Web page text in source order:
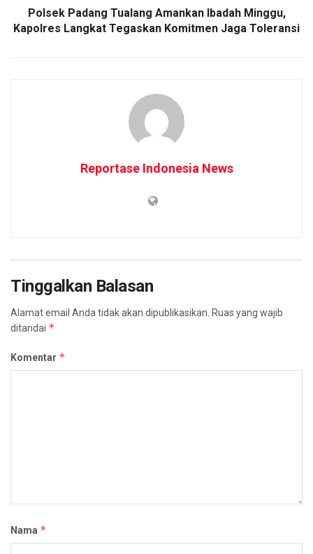
Polsek Padang Tualang Amankan Ibadah Minggu,
Kapolres Langkat Tegaskan Komitmen Jaga Toleransi
Reportase Indonesia News
Tinggalkan Balasan
Alamat email Anda tidak akan dipublikasikan. Ruas yang wajib
ditandai *
Komentar *
Nama *